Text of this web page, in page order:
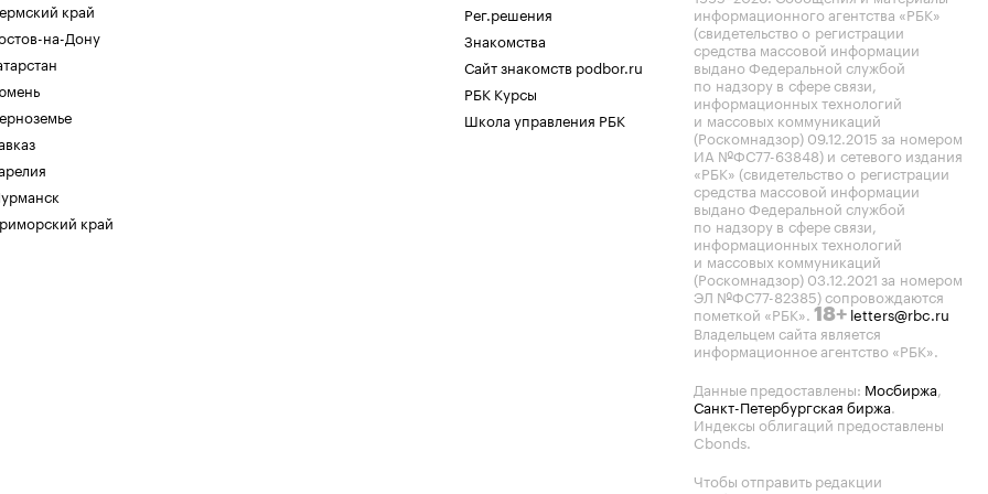
край
на-Дону
край
Рег.решения
Знакомства
Сайт знакомств podbor.ru
РБК Курсы
Школа управления РБК
информационного агентства «РБК»
(свидетельство о регистрации
средства массовой информации
выдано Федеральной службой
по надзору в сфере связи,
информационных технологий
и массовых коммуникаций
(Роскомнадзор) 09.12.2015 за номером
ИА №ФС77-63848) и сетевого издания
«РБК» (свидетельство о регистрации
средства массовой информации
выдано Федеральной службой
по надзору в сфере связи,
информационных технологий
и массовых коммуникаций
(Роскомнадзор) 03.12.2021 за номером
ЭЛ №ФС77-82385) сопровождаются
пометкой «РБК». 18+ letters@rbc.ru
Владельцем сайта является
информационное агентство «РБК».
Данные предоставлены: Мосбиржа,
Санкт-Петербургская биржа.
Индексы облигаций предоставлены
Cbonds.
Чтобы отправить редакции